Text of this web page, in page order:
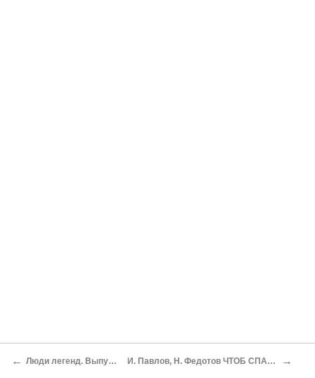
← Люди легенд. Выпуск первый И. Павлов, Н. Федотов ЧТОБ СПАСТИ ЖИЗНЬ… →